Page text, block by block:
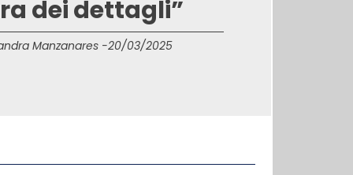
dei dettagli”
Manzanares -20/03/2025